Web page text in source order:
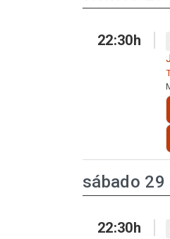
22:30h
sábado
22:30h